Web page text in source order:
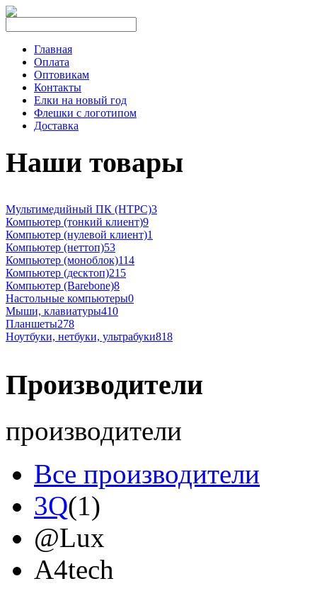
Главная
Оплата
Оптовикам
Контакты
Елки на новый год
Флешки с логотипом
Доставка
Наши товары
Мультимедийный ПК (HTPC)3
Компьютер (тонкий клиент)9
Компьютер (нулевой клиент)1
Компьютер (неттоп)53
Компьютер (моноблок)114
Компьютер (десктоп)215
Компьютер (Barebone)8
Настольные компьютеры0
Мыши, клавиатуры410
Планшеты278
Ноутбуки, нетбуки, ультрабуки818
Производители
производители
Все производители
3Q(1)
@Lux
A4tech